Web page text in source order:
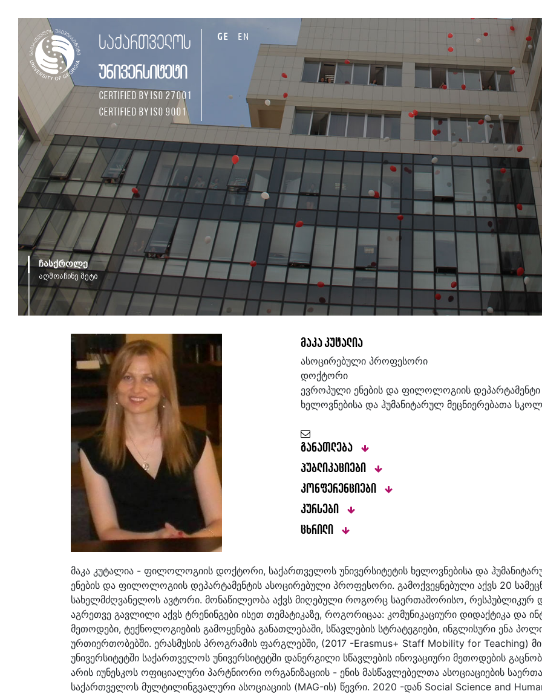
საქართველოს
უნივერსიტეტი
Certified by ISO 27001
Certified by ISO 9001
GE EN
ჩასქროლე
აღმოაჩინე მეტი
მაკა კუტალია
ასოცირებული პროფესორი
დოქტორი
ევროპული ენების და ფილოლოგიის დეპარტამენტი
ხელოვნებისა და ჰუმანიტარულ მეცნიერებათა
განათლება
პუბლიკაციები
კონფერენციები
კურსები
ცხრილი
მაკა კუტალია - ფილოლოგიის დოქტორი, საქართველოს უნივერსიტეტის ხელოვნებისა და
ენების და ფილოლოგიის დეპარტამენტის ასოცირებული პროფესორი. გამოქვეყნებული აქვს 20
სახელმძღვანელოს ავტორი. მონაწილეობა აქვს მიღებული როგორც საერთაშორისო, რესპუბლიკურ
აგრეთვე გავლილი აქვს ტრენინგები ისეთ თემატიკაზე, როგორიცაა: კომუნიკაციური დიდაქტიკა და
მეთოდები, ტექნოლოგიების გამოყენება განათლებაში, სწავლების სტრატეგიები, ინგლისური ენა
ურთიერთობებში. ერასმუსის პროგრამის ფარგლებში, (2017 -Erasmus+ Staff Mobility for Teaching)
უნივერსიტეტში საქართველოს უნივერსიტეტში დანერგილი სწავლების ინოვაციური მეთოდების
არის იუნესკოს ოფიციალური პარტნიორი ორგანიზაციის - ენის მასწავლებელთა ასოციაციების
საქართველოს მულტილინგვალური ასოციაციის (MAG-ის) წევრი. 2020 -დან Social Science and